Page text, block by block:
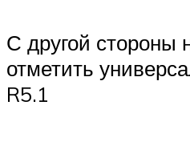
С другой стороны
отметить
R5.1